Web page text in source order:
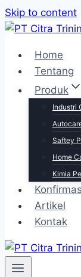
Skip to content
Home
Tentang
Produk
Industri
Saftey
Home
Kimia
Artikel
Kontak